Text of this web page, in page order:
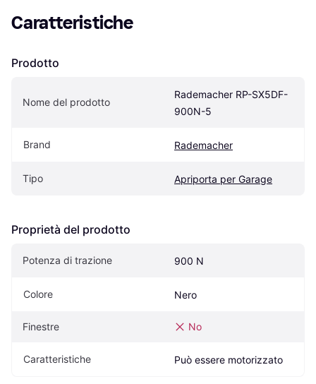
Caratteristiche
Prodotto
Nome del prodotto
Rademacher RP-SX5DF-
900N-5
Brand Rademacher
Tipo Apriporta per Garage
Proprietà del prodotto
Potenza di trazione 900 N
Colore Nero
Finestre No
Caratteristiche Può essere motorizzato